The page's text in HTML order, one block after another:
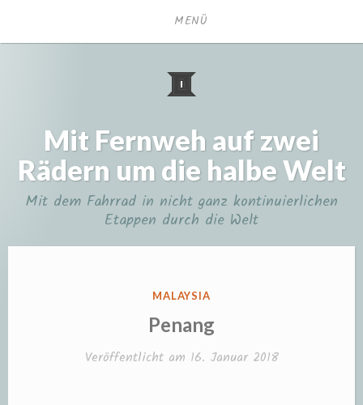
MENÜ
Mit Fernweh auf zwei
Rädern um die halbe Welt
Mit dem Fahrrad in nicht ganz kontinuierlichen
Etappen durch die Welt
VERÖFFENTLICHT
MALAYSIA
Penang
Veröffentlicht am 16. Januar 2018